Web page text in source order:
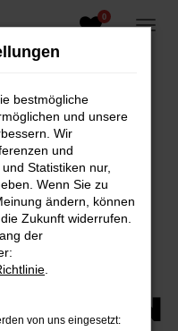
0
bestmögliche
und unsere
Wir
und
Statistiken nur,
Wenn Sie zu
ändern, können
Zukunft widerrufen.
der
von uns eingesetzt: